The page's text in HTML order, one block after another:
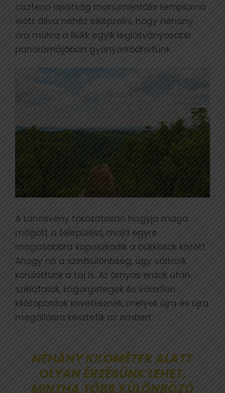
ciszterci apátság monumentális temploma
előtt állva nehéz elképzelni, hogy néhány
óra múlva a Bükk egyik leglátványosabb
panorámájában gyönyörködhetünk.
A tanösvény fokozatosan hagyja maga
mögött a települést, majd egyre
magasabbra kapaszkodik a bükkösök között.
Ahogy nő a szintkülönbség, úgy változik
körülöttünk a táj is. Az árnyas erdők után
sziklafalak, kőgörgetegek és váratlan
kilátópontok következnek, melyek újra és újra
megállásra késztetik az embert.
NÉHÁNY KILOMÉTER ALATT
OLYAN ÉRZÉSÜNK LEHET,
MINTHA TÖBB KÜLÖNBÖZŐ